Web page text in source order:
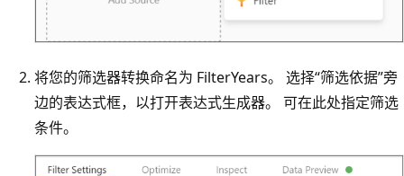
将您的筛选器转换命名为 FilterYears。 选择“筛选依据”旁
边的表达式框，以打开表达式生成器。
可在此处指定筛选
条件。